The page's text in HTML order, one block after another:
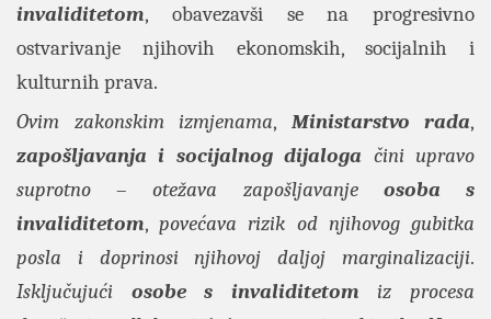
invaliditetom, obavezavši se na progresivno
ostvarivanje njihovih ekonomskih, socijalnih i
kulturnih prava.
Ovim zakonskim izmjenama, Ministarstvo rada,
zapošljavanja i socijalnog dijaloga čini upravo
suprotno –otežava zapošljavanje osoba s
invaliditetom,povećava rizik od njihovog gubitka
posla i doprinosi njihovoj daljoj marginalizaciji.
Isključujući osobe s invaliditetom iz procesa